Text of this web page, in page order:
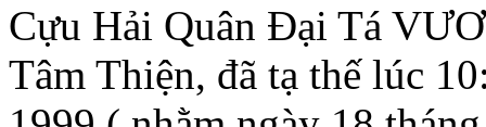
Cựu Hải Quân Ðại Tá
Tâm Thiện, đã tạ thế lúc